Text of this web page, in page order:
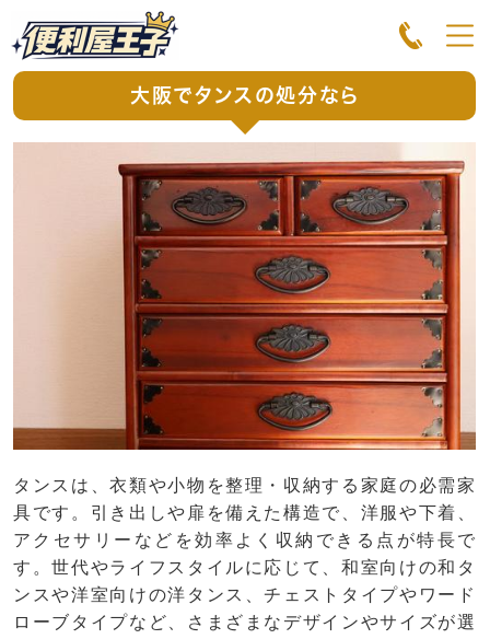
大阪でタンスの処分なら
タンスは、衣類や小物を整理・収納する家庭の必需家
具です。引き出しや扉を備えた構造で、洋服や下着、
アクセサリーなどを効率よく収納できる点が特長で
す。世代やライフスタイルに応じて、和室向けの和タ
ンスや洋室向けの洋タンス、チェストタイプやワード
ローブタイプなど、さまざまなデザインやサイズが選